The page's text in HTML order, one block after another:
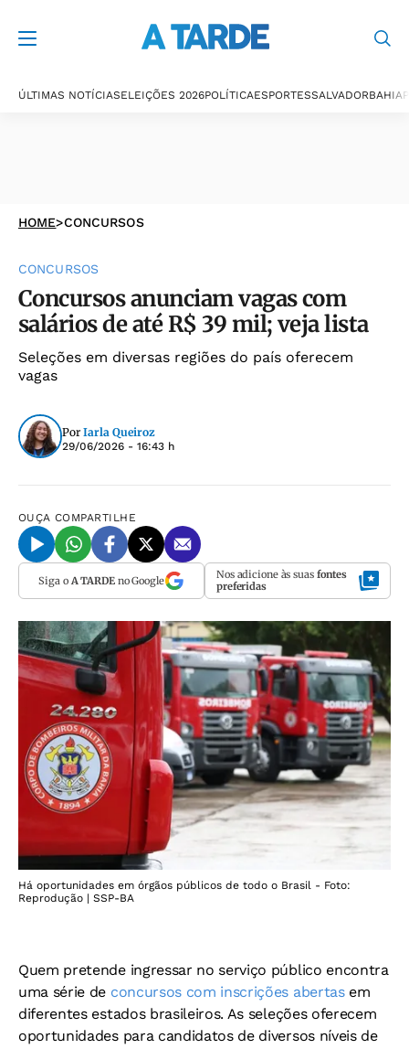
ÚLTIMAS NOTÍCIASELEIÇÕES 2026POLÍTICAESPORTESSALVADORBAHIA
HOME>CONCURSOS
CONCURSOS
Concursos anunciam vagas com
salários de até R$ 39 mil; veja lista
Seleções em diversas regiões do país oferecem
vagas
Por Iarla Queiroz
29/06/2026 - 16:43 h
OUÇA COMPARTILHE
Siga o A TARDEno Google Nos adicione às suas fontes
preferidas
Há oportunidades em órgãos públicos de todo o Brasil - Foto:
Reprodução | SSP-BA
Quem pretende ingressar no serviço público encontra
uma série de concursos com inscrições abertas em
diferentes estados brasileiros. As seleções oferecem
oportunidades para candidatos de diversos níveis de